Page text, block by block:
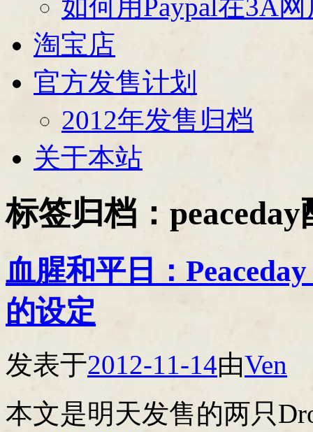
如何用Paypal在3A
淘宝店
官方发售计划
2012年发售归档
关于本站
标签归档： peaceday
血腥和平日：
的设定
发表于2012-11-14由Ven
本文是明天发售的两只